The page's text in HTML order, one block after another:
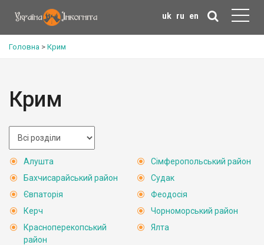
uk ru en
Головна > Крим
Крим
Алушта
Бахчисарайський район
Євпаторія
Керч
Красноперекопський
район
Сімферопольський район
Судак
Феодосія
Чорноморський район
Ялта